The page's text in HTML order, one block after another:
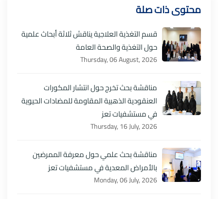
محتوى ذات صلة
قسم التغذية العلاجية يناقش ثلاثة أبحاث علمية
حول التغذية والصحة العامة
Thursday, 06 August, 2026
مناقشة بحث تخرج حول انتشار المكورات
العنقودية الذهبية المقاومة للمضادات الحيوية
في مستشفيات تعز
Thursday, 16 July, 2026
مناقشة بحث علمي حول معرفة الممرضين
بالأمراض المعدية في مستشفيات تعز
Monday, 06 July, 2026